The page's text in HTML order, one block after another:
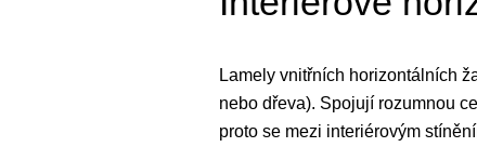
Lamely vnitřních horizontálních
nebo dřeva). Spojují rozumnou
proto se mezi interiérovým